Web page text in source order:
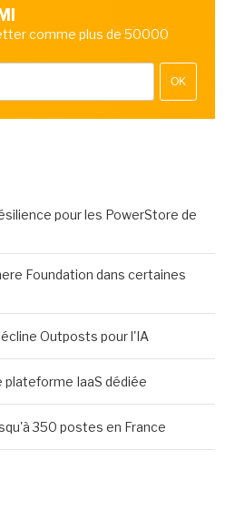
comme plus de 50000
OK
pour les PowerStore de
Foundation dans certaines
Outposts pour l'IA
plateforme IaaS dédiée
350 postes en France